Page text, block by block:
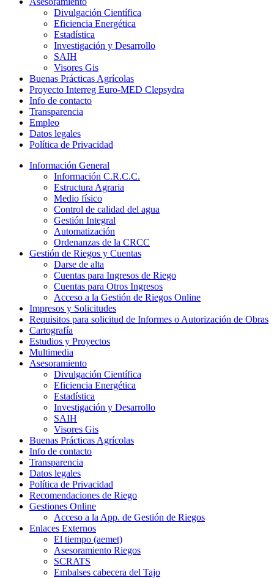
Divulgación Científica
Eficiencia Energética
Estadística
Investigación y Desarrollo
SAIH
Visores Gis
Buenas Prácticas Agrícolas
Proyecto Interreg Euro-MED Clepsydra
Info de contacto
Transparencia
Empleo
Datos legales
Política de Privacidad
Información General
Información C.R.C.C.
Estructura Agraria
Medio físico
Control de calidad del agua
Gestión Integral
Automatización
Ordenanzas de la CRCC
Gestión de Riegos y Cuentas
Darse de alta
Cuentas para Ingresos de Riego
Cuentas para Otros Ingresos
Acceso a la Gestión de Riegos Online
Impresos y Solicitudes
Requisitos para solicitud de Informes o Autorización de Obras
Cartografía
Estudios y Proyectos
Multimedia
Asesoramiento
Divulgación Científica
Eficiencia Energética
Estadística
Investigación y Desarrollo
SAIH
Visores Gis
Buenas Prácticas Agrícolas
Info de contacto
Transparencia
Datos legales
Política de Privacidad
Recomendaciones de Riego
Gestiones Online
Acceso a la App. de Gestión de Riegos
Enlaces Externos
El tiempo (aemet)
Asesoramiento Riegos
SCRATS
Embalses cabecera del Tajo